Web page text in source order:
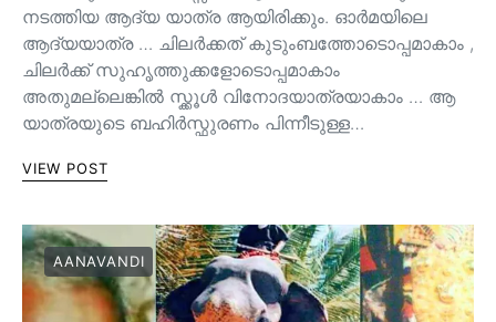
നടത്തിയ ആദ്യ യാത്ര ആയിരിക്കും. ഓർമയിലെ
ആദ്യയാത്ര … ചിലർക്കത് കുടുംബത്തോടൊപ്പമാകാം ,
ചിലർക്ക് സുഹൃത്തുക്കളോടൊപ്പമാകാം
അതുമല്ലെങ്കിൽ സ്ക്കൂൾ വിനോദയാത്രയാകാം … ആ
യാത്രയുടെ ബഹിർസ്ഫുരണം പിന്നീടുള്ള…
VIEW POST
AANAVANDI